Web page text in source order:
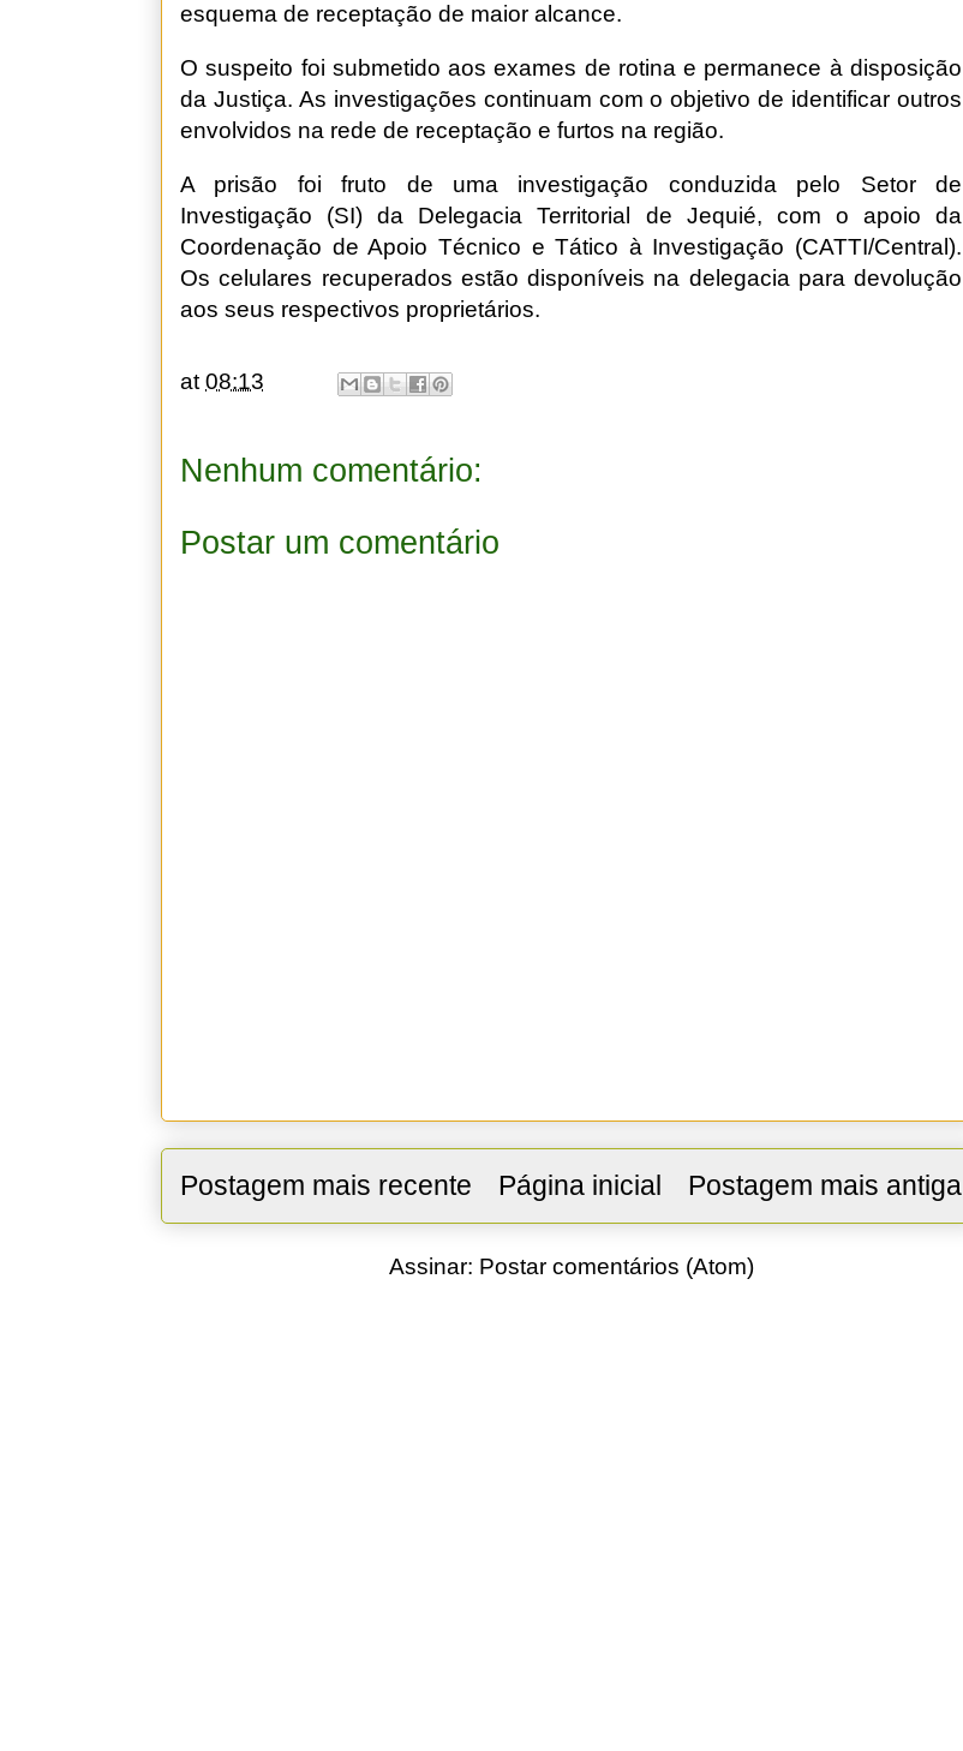
esquema de receptação de maior alcance.
O suspeito foi submetido aos exames de rotina e permanece à disposição
da Justiça. As investigações continuam com o objetivo de identificar outros
envolvidos na rede de receptação e furtos na região.
A prisão foi fruto de uma investigação conduzida pelo Setor de
Investigação (SI) da Delegacia Territorial de Jequié, com o apoio da
Coordenação de Apoio Técnico e Tático à Investigação (CATTI/Central).
Os celulares recuperados estão disponíveis na delegacia para devolução
aos seus respectivos proprietários.
at08:13
Nenhum comentário:
Postar um comentário
Postagem mais recente Postagem mais antiga
Página inicial
Assinar: Postar comentários (Atom)